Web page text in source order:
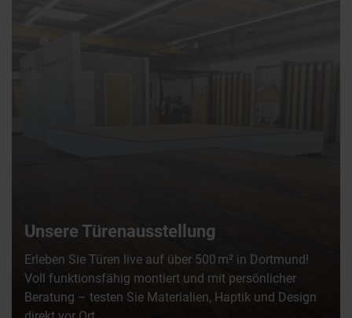
Unsere Türenausstellung
Erleben Sie Türen live auf über 500 m² in Dortmund!
Voll funktionsfähig montiert und mit persönlicher
Beratung – testen Sie Materialien, Haptik und Design